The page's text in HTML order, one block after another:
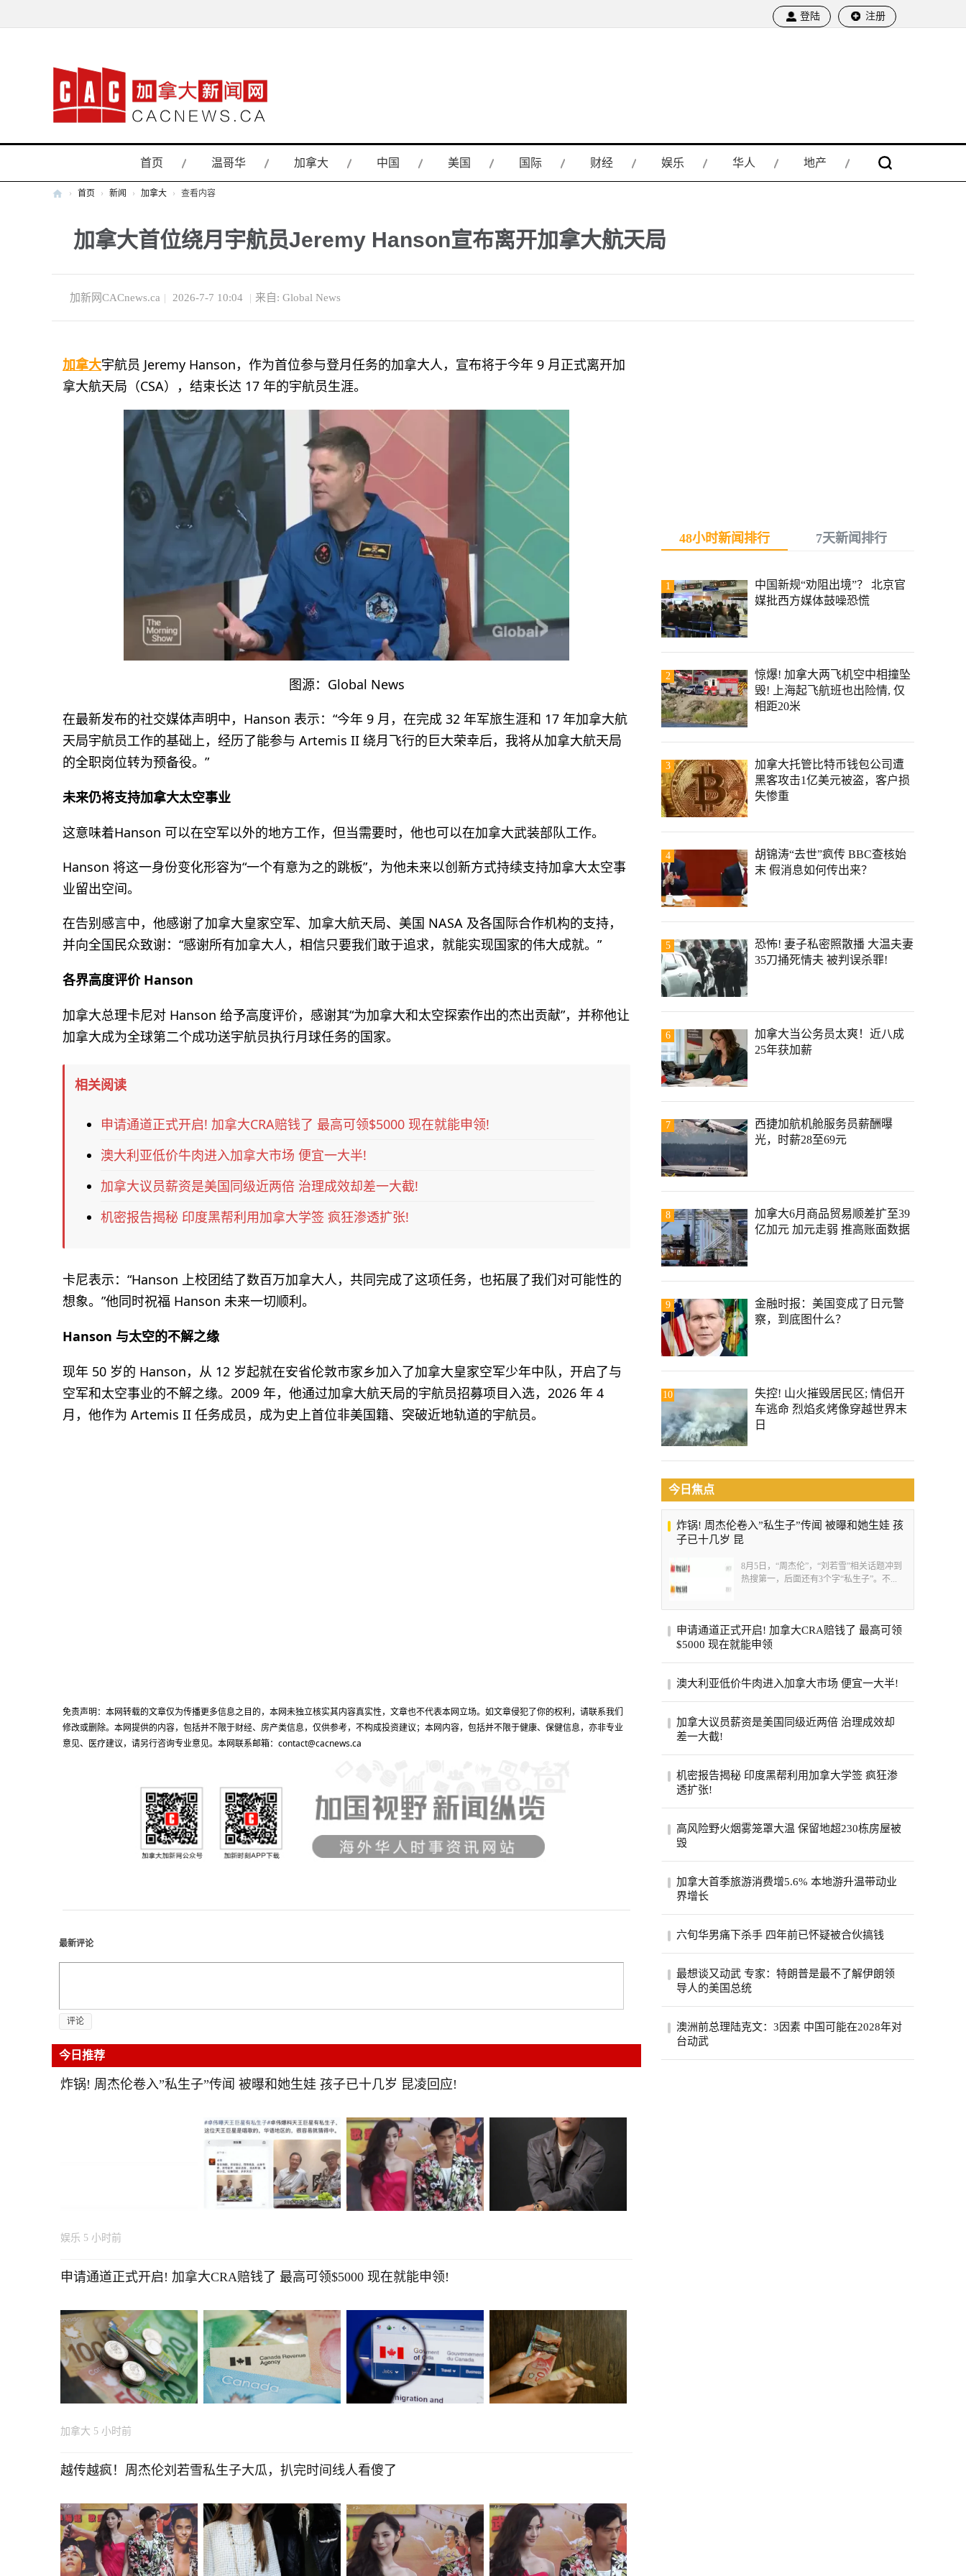
登陆 注册
首页 温哥华 加拿大 中国 美国 国际 财经 娱乐 华人 地产
新
网
› 首页 › 新闻 › 加拿大 › 查看内容
加拿大首位绕月宇航员Jeremy Hanson宣布离开加拿大航天局
加新网CACnews.ca | 2026-7-7 10:04 | 来自: Global News
加拿大宇航员 Jeremy Hanson，作为首位参与登月任务的加拿大人，宣布将于今年 9 月正式离开加
拿大航天局（CSA），结束长达 17 年的宇航员生涯。
图源：Global News
在最新发布的社交媒体声明中，Hanson 表示：“今年 9 月，在完成 32 年军旅生涯和 17 年加拿大航
天局宇航员工作的基础上，经历了能参与 Artemis II 绕月飞行的巨大荣幸后，我将从加拿大航天局
的全职岗位转为预备役。”
未来仍将支持加拿大太空事业
这意味着Hanson 可以在空军以外的地方工作，但当需要时，他也可以在加拿大武装部队工作。
Hanson 将这一身份变化形容为“一个有意为之的跳板”，为他未来以创新方式持续支持加拿大太空事
业留出空间。
在告别感言中，他感谢了加拿大皇家空军、加拿大航天局、美国 NASA 及各国际合作机构的支持，
并向全国民众致谢：“感谢所有加拿大人，相信只要我们敢于追求，就能实现国家的伟大成就。”
各界高度评价 Hanson
加拿大总理卡尼对 Hanson 给予高度评价，感谢其“为加拿大和太空探索作出的杰出贡献”，并称他让
加拿大成为全球第二个成功送宇航员执行月球任务的国家。
相关阅读
申请通道正式开启! 加拿大CRA赔钱了 最高可领$5000 现在就能申领!
澳大利亚低价牛肉进入加拿大市场 便宜一大半!
加拿大议员薪资是美国同级近两倍 治理成效却差一大截!
机密报告揭秘 印度黑帮利用加拿大学签 疯狂渗透扩张!
卡尼表示：“Hanson 上校团结了数百万加拿大人，共同完成了这项任务，也拓展了我们对可能性的
想象。”他同时祝福 Hanson 未来一切顺利。
Hanson 与太空的不解之缘
现年 50 岁的 Hanson，从 12 岁起就在安省伦敦市家乡加入了加拿大皇家空军少年中队，开启了与
空军和太空事业的不解之缘。2009 年，他通过加拿大航天局的宇航员招募项目入选，2026 年 4
月，他作为 Artemis II 任务成员，成为史上首位非美国籍、突破近地轨道的宇航员。
免责声明：本网转载的文章仅为传播更多信息之目的，本网未独立核实其内容真实性，文章也不代表本网立场。如文章侵犯了你的权利，请联系我们
修改或删除。本网提供的内容，包括并不限于财经、房产类信息，仅供参考，不构成投资建议；本网内容，包括并不限于健康、保健信息，亦非专业
意见、医疗建议，请另行咨询专业意见。本网联系邮箱：contact@cacnews.ca
最新评论
评论
今日推荐
炸锅! 周杰伦卷入”私生子”传闻 被曝和她生娃 孩子已十几岁 昆凌回应!
娱乐 5 小时前
申请通道正式开启! 加拿大CRA赔钱了 最高可领$5000 现在就能申领!
加拿大 5 小时前
越传越疯！周杰伦刘若雪私生子大瓜，扒完时间线人看傻了
48小时新闻排行 7天新闻排行
1
中国新规“劝阻出境”？ 北京官
媒批西方媒体鼓噪恐慌
2
惊爆! 加拿大两飞机空中相撞坠
毁! 上海起飞航班也出险情, 仅
相距20米
3
加拿大托管比特币钱包公司遭
黑客攻击1亿美元被盗，客户损
失惨重
4
胡锦涛“去世”疯传 BBC查核始
末 假消息如何传出来？
5
恐怖! 妻子私密照散播 大温夫妻
35刀捅死情夫 被判误杀罪!
6
加拿大当公务员太爽！近八成
25年获加薪
7
西捷加航机舱服务员薪酬曝
光，时薪28至69元
8
加拿大6月商品贸易顺差扩至39
亿加元 加元走弱 推高账面数据
9
金融时报：美国变成了日元警
察，到底图什么？
10
失控! 山火摧毁居民区; 情侣开
车逃命 烈焰炙烤像穿越世界末
日
今日焦点
炸锅! 周杰伦卷入”私生子”传闻 被曝和她生娃 孩
子已十几岁 昆
8月5日，“周杰伦”，“刘若雪”相关话题冲到
热搜第一，后面还有3个字“私生子”。不...
申请通道正式开启! 加拿大CRA赔钱了 最高可领
$5000 现在就能申领
拖了6年的集体诉讼终于走到了赔钱这一
澳大利亚低价牛肉进入加拿大市场 便宜一大半!
产品每公斤价差超40加元。供应紧张、气候
加拿大议员薪资是美国同级近两倍 治理成效却
差一大截!
员平均年薪约11.5万加元，是美国州级议员
机密报告揭秘 印度黑帮利用加拿大学签 疯狂渗
透扩张!
比什诺伊帮派头目戈迪·布拉尔持学生签证
高风险野火烟雾笼罩大温 保留地超230栋房屋被
毁
罩，奥卡纳根印第安保留地火灾致逾230栋
加拿大首季旅游消费增5.6% 本地游升温带动业
界增长
费按年上升5.6%，达295亿元，显示2026年
六旬华男痛下杀手 四年前已怀疑被合伙搞钱
案，现金投入800万元左右，总贷款1500万
元，全...
最想谈又动武 专家：特朗普是最不了解伊朗领
导人的美国总统
看板。（路透）特朗普总统自认擅长看透并
澳洲前总理陆克文：3因素 中国可能在2028年对
台动武